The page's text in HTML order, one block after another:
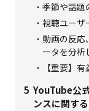
季節や話題
視聴ユーザ
動画の反応
ータを分析
【重要】
5 YouTube公
ンスに関す